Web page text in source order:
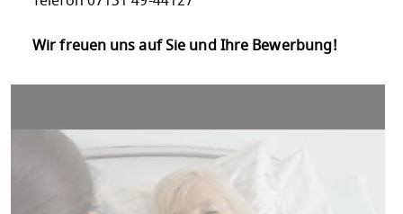
Wir freuen uns auf Sie und Ihre Bewerbung!